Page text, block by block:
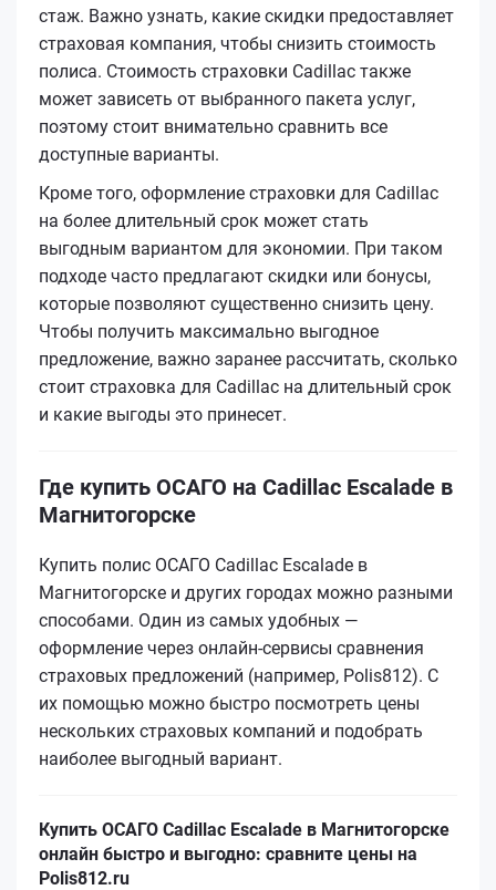
стаж. Важно узнать, какие скидки предоставляет
страховая компания, чтобы снизить стоимость
полиса. Стоимость страховки Cadillac также
может зависеть от выбранного пакета услуг,
поэтому стоит внимательно сравнить все
доступные варианты.
Кроме того, оформление страховки для Cadillac
на более длительный срок может стать
выгодным вариантом для экономии. При таком
подходе часто предлагают скидки или бонусы,
которые позволяют существенно снизить цену.
Чтобы получить максимально выгодное
предложение, важно заранее рассчитать, сколько
стоит страховка для Cadillac на длительный срок
и какие выгоды это принесет.
Где купить ОСАГО на Cadillac Escalade в
Магнитогорске
Купить полис ОСАГО Cadillac Escalade в
Магнитогорске и других городах можно разными
способами. Один из самых удобных —
оформление через онлайн-сервисы сравнения
страховых предложений (например, Polis812). С
их помощью можно быстро посмотреть цены
нескольких страховых компаний и подобрать
наиболее выгодный вариант.
Купить ОСАГО Cadillac Escalade в Магнитогорске
онлайн быстро и выгодно: сравните цены на
Polis812.ru